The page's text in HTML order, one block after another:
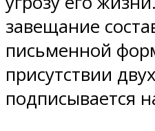
завещание
письменной
присутствии
подписывается